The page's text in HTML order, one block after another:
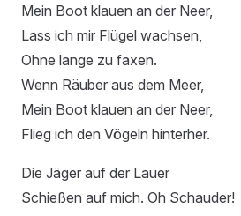
Mein Boot klauen an der Neer,
Lass ich mir Flügel wachsen,
Ohne lange zu faxen.
Wenn Räuber aus dem Meer,
Mein Boot klauen an der Neer,
Flieg ich den Vögeln hinterher.
Die Jäger auf der Lauer
Schießen auf mich. Oh Schauder!